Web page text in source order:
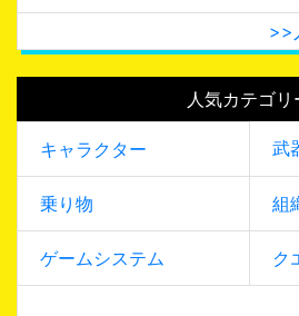
>>
人気カテゴリ
キャラクター 武
乗り物 組
ゲームシステム ク